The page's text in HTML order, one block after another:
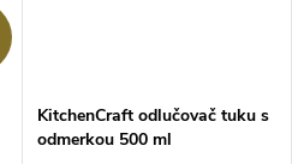
KitchenCraft odlučovač tuku s
odmerkou 500 ml